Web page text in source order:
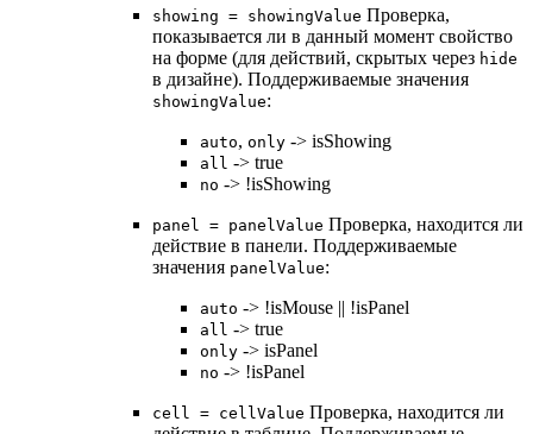
showing = showingValue Проверка,
показывается ли в данный момент свойство
на форме (для действий, скрытых через hide
в дизайне). Поддерживаемые значения
showingValue:
auto, only -> isShowing
all -> true
no -> !isShowing
panel = panelValue Проверка, находится ли
действие в панели. Поддерживаемые
значения panelValue:
auto -> !isMouse || !isPanel
all -> true
only -> isPanel
no -> !isPanel
cell = cellValue Проверка, находится ли